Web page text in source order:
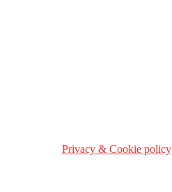
Privacy & Cookie policy